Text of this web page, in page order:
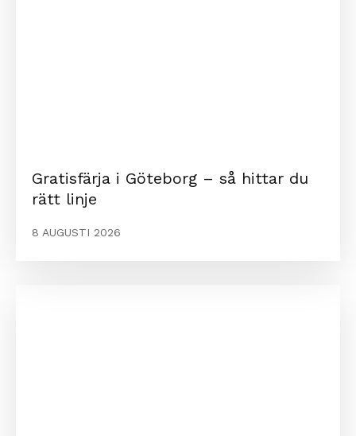
Gratisfärja i Göteborg – så hittar du
rätt linje
8 AUGUSTI 2026